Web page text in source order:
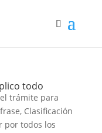
todo
trámite para
Clasificación
por todos los